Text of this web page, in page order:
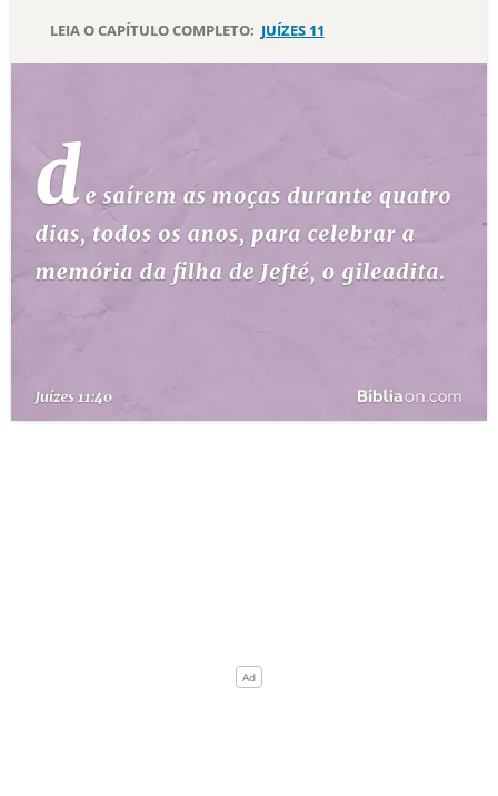
DEVOCIONAL DIÁRIO
ESTUDOS BÍBLICOS
ESBOÇOS DE PREGAÇÃO
PERGUNTE À BÍBLIA
TERMO BÍBLICO
LEIA O CAPÍTULO COMPLETO: JUÍZES 11